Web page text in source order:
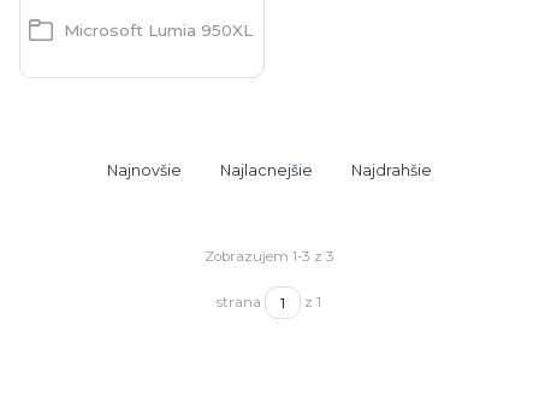
Microsoft Lumia 950XL
Najnovšie Najlacnejšie Najdrahšie
Zobrazujem 1-3 z 3
strana z 1